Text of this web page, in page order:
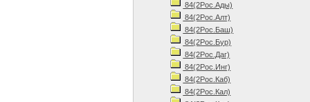
84(2Рос.Ады)
84(2Рос.Алт)
84(2Рос.Баш)
84(2Рос.Бур)
84(2Рос.Даг)
84(2Рос.Инг)
84(2Рос.Каб)
84(2Рос.Кал)